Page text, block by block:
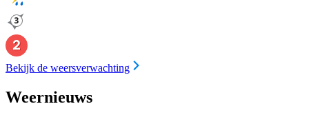
Bekijk de weersverwachting
Weernieuws